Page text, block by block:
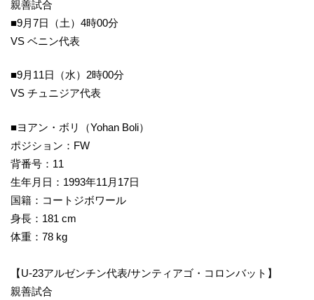
親善試合
■9月7日（土）4時00分
VS ベニン代表
■9月11日（水）2時00分
VS チュニジア代表
■ヨアン・ボリ（Yohan Boli）
ポジション：FW
背番号：11
生年月日：1993年11月17日
国籍：コートジボワール
身長：181 cm
体重：78 kg
【U-23アルゼンチン代表/サンティアゴ・コロンバット】
親善試合